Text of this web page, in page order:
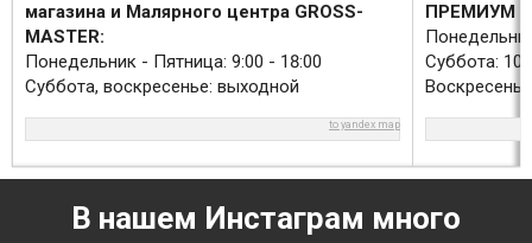
магазина и Малярного центра GROSS-
MASTER:
Понедельник - Пятница: 9:00 - 18:00
Суббота, воскресенье: выходной
to yandex map
ПРЕМИУМ
Суббота:
В нашем Инстаграм много